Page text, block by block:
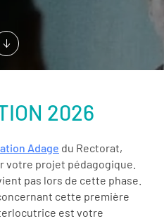
2026
Adage du Rectorat,
votre projet pédagogique.
pas lors de cette phase.
cette première
est votre